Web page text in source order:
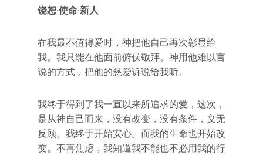
饶恕·使命·新人
在我最不值得爱时，神把他自己再次彰显给
我。我只能在他面前俯伏敬拜。神用他难以言
说的方式，把他的慈爱诉说给我听。
我终于得到了我一直以来所追求的爱，这次，
是从神自己而来，没有改变，没有条件，义无
反顾。我终于开始安心。而我的生命也开始改
变。不再焦虑，我知道我不能也不必用我的行